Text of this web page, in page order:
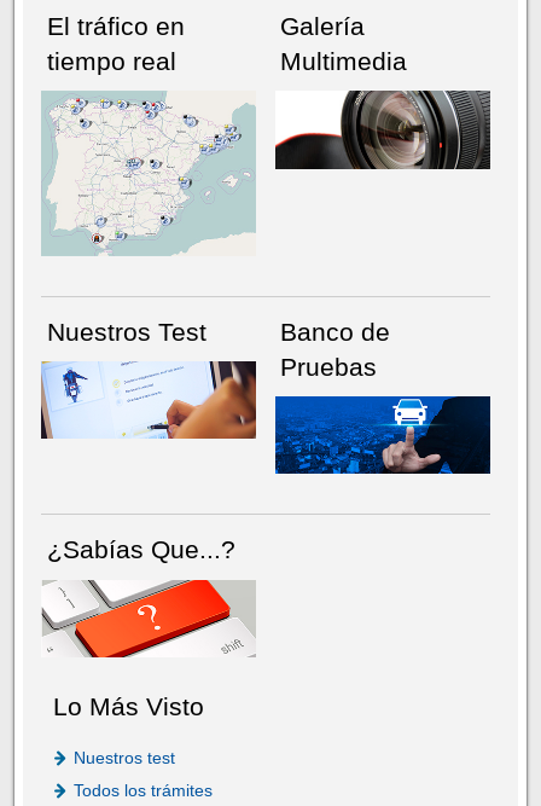
NÚMERO ACTUALHEMEROTECA
El tráfico en
tiempo real
Galería
Multimedia
Nuestros Test
Banco de
Pruebas
¿Sabías Que...?
Lo Más Visto
Nuestros test
Todos los trámites